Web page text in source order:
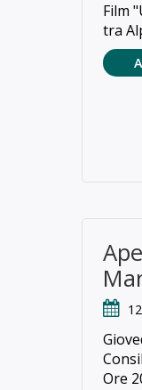
Film
tra
Ore